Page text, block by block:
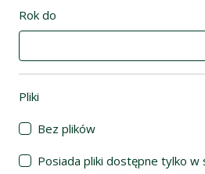
Rok do
Pliki
Bez plików
Posiada pliki dostępne tylko